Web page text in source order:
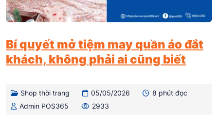
Bí quyết mở tiệm may quần áo đắt
khách, không phải ai cũng biết
Shop thời trang 05/05/2026
8 phút đọc
Admin POS365
2933